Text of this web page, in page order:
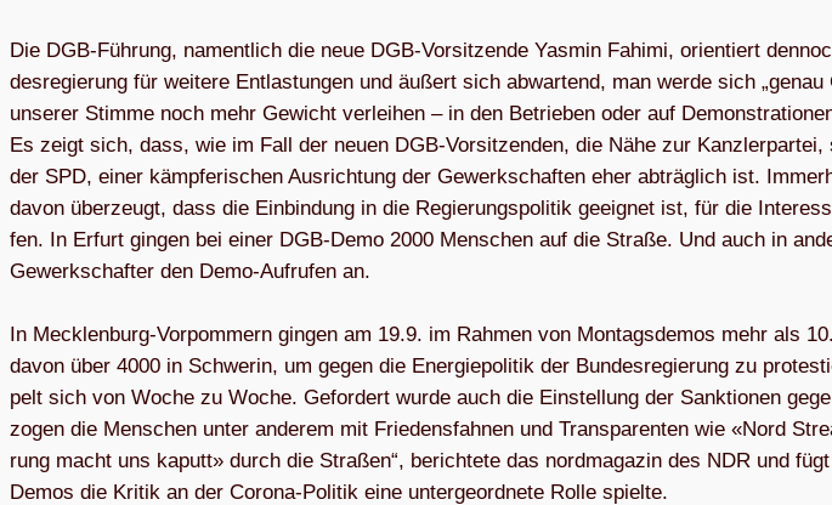
Die DGB-Füh­rung, nament­lich die neue DGB-Vor­sit­zende Yas­min Fahimi, ori­en­tiert
des­re­gie­rung für wei­tere Ent­las­tun­gen und äußert sich abwar­tend, man werde sich
unse­rer Stimme noch mehr Gewicht ver­lei­hen – in den Betrie­ben oder auf
Es zeigt sich, dass, wie im Fall der neuen DGB-Vor­sit­zen­den, die Nähe zur
der SPD, einer kämp­fe­ri­schen Aus­rich­tung der Gewerk­schaf­ten eher abträg­lich ist.
davon über­zeugt, dass die Ein­bin­dung in die Regie­rungs­po­li­tik geeig­net ist, für die
fen. In Erfurt gin­gen bei einer DGB-Demo 2000 Men­schen auf die Straße. Und auch in
Gewerk­schaf­ter den Demo-Auf­ru­fen an.
In Meck­len­burg-Vor­pom­mern gin­gen am 19.9. im Rah­men von Mon­tags­de­mos mehr als
davon über 4000 in Schwe­rin, um gegen die Ener­gie­po­li­tik der Bun­des­re­gie­rung zu
pelt sich von Woche zu Woche. Gefor­dert wurde auch die Ein­stel­lung der Sank­tio­nen
zogen die Men­schen unter ande­rem mit Frie­dens­fah­nen und Trans­pa­ren­ten wie «Nord
rung macht uns kaputt» durch die Stra­ßen“, berich­tete das nord­ma­ga­zin des NDR und
Demos die Kri­tik an der Corona-Poli­tik eine unter­ge­ord­nete Rolle spielte.